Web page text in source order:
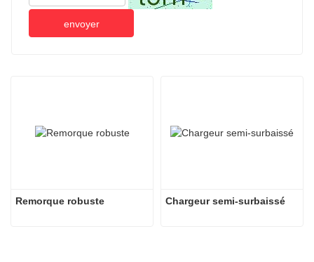
envoyer
Remorque robuste Chargeur semi-surbaissé